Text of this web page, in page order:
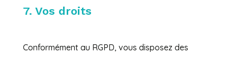
7. Vos droits
Conformément au RGPD, vous disposez des